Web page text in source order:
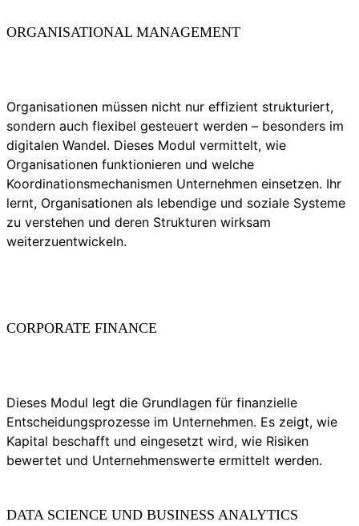
ORGANISATIONAL MANAGEMENT
Organisationen müssen nicht nur effizient strukturiert,
sondern auch flexibel gesteuert werden – besonders im
digitalen Wandel. Dieses Modul vermittelt, wie
Organisationen funktionieren und welche
Koordinationsmechanismen Unternehmen einsetzen. Ihr
lernt, Organisationen als lebendige und soziale Systeme
zu verstehen und deren Strukturen wirksam
weiterzuentwickeln.
CORPORATE FINANCE
Dieses Modul legt die Grundlagen für finanzielle
Entscheidungsprozesse im Unternehmen. Es zeigt, wie
Kapital beschafft und eingesetzt wird, wie Risiken
bewertet und Unternehmenswerte ermittelt werden.
DATA SCIENCE UND BUSINESS ANALYTICS